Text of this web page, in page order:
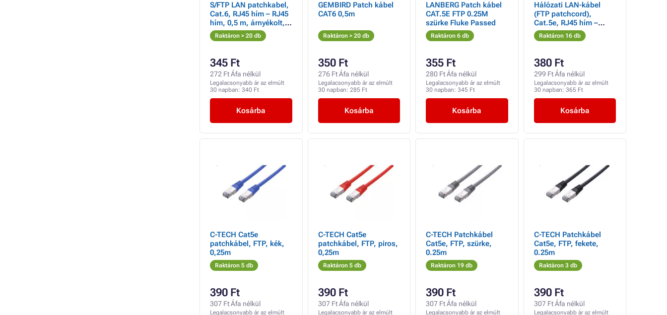
S/FTP LAN patchkabel,
Cat.6, RJ45 hím – RJ45
hím, 0,5 m, árnyékolt,
LSOH, szürke,
economy, KIÁRUSÍTÁS
Raktáron > 20 db
345 Ft
272 Ft Áfa nélkül
Legalacsonyabb ár az elmúlt
30 napban: 340 Ft
Kosárba
GEMBIRD Patch kábel
CAT6 0,5m
Raktáron > 20 db
350 Ft
276 Ft Áfa nélkül
Legalacsonyabb ár az elmúlt
30 napban: 285 Ft
Kosárba
LANBERG Patch kábel
CAT.5E FTP 0.25M
szürke Fluke Passed
Raktáron 6 db
355 Ft
280 Ft Áfa nélkül
Legalacsonyabb ár az elmúlt
30 napban: 345 Ft
Kosárba
Hálózati LAN-kábel
(FTP patchcord),
Cat.5e, RJ45 hím –
RJ45 hím, 1 m,
árnyékolt, szürke,
Raktáron 16 db
380 Ft
299 Ft Áfa nélkül
Legalacsonyabb ár az elmúlt
30 napban: 365 Ft
Kosárba
C-TECH Cat5e
patchkábel, FTP, kék,
0,25m
Raktáron 5 db
390 Ft
307 Ft Áfa nélkül
Legalacsonyabb ár az elmúlt
C-TECH Cat5e
patchkábel, FTP, piros,
0,25m
Raktáron 5 db
390 Ft
307 Ft Áfa nélkül
Legalacsonyabb ár az elmúlt
C-TECH Patchkábel
Cat5e, FTP, szürke,
0.25m
Raktáron 19 db
390 Ft
307 Ft Áfa nélkül
Legalacsonyabb ár az elmúlt
C-TECH Patchkábel
Cat5e, FTP, fekete,
0.25m
Raktáron 3 db
390 Ft
307 Ft Áfa nélkül
Legalacsonyabb ár az elmúlt